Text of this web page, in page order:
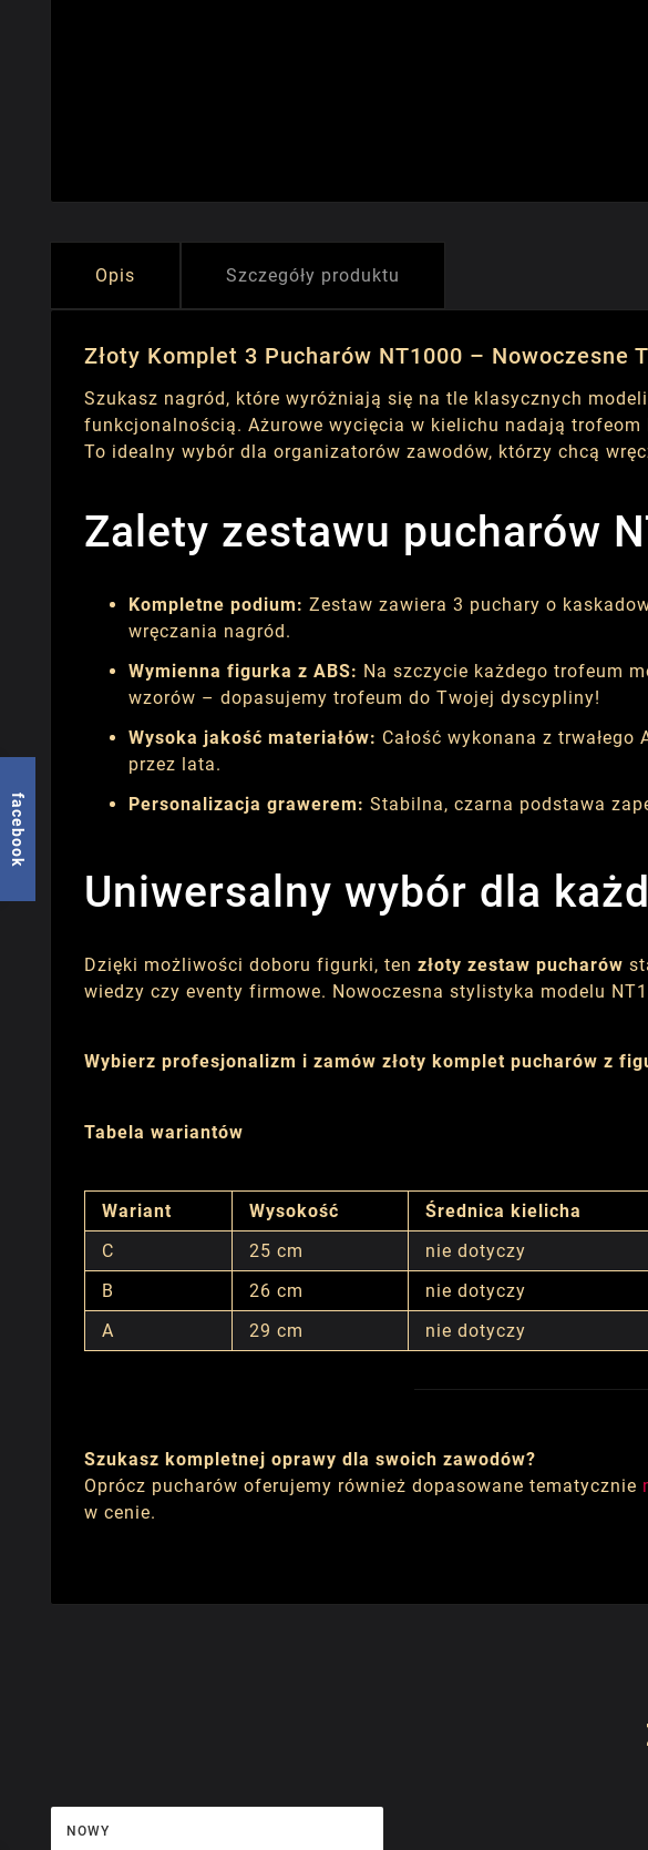
Opis Szczegóły produktu
Złoty Komplet 3 Pucharów NT1000 – Nowoczesne
Szukasz nagród, które wyróżniają się na tle klasycznych
funkcjonalnością. Ażurowe wycięcia w kielichu nadają trofeom
To idealny wybór dla organizatorów zawodów, którzy chcą
Zalety zestawu pucharów
Kompletne podium: Zestaw zawiera 3 puchary o
wręczania nagród.
Wymienna figurka z ABS: Na szczycie każdego trofeum
wzorów – dopasujemy trofeum do Twojej dyscypliny!
Wysoka jakość materiałów: Całość wykonana z
przez lata.
Personalizacja grawerem: Stabilna, czarna podstawa
Uniwersalny wybór dla
Dzięki możliwości doboru figurki, ten złoty zestaw pucharów
wiedzy czy eventy firmowe. Nowoczesna stylistyka modelu
Wybierz profesjonalizm i zamów złoty komplet pucharów z
Tabela wariantów
Wariant Wysokość Średnica kielicha
C
25 cm nie dotyczy
B
26 cm nie dotyczy
A
29 cm nie dotyczy
Szukasz kompletnej oprawy dla swoich zawodów?
Oprócz pucharów oferujemy również dopasowane tematycznie
w cenie.
NOWY
facebook